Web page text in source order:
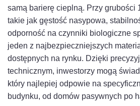
samą barierę cieplną. Przy grubości
takie jak gęstość nasypowa,
odporność na czynniki biologiczne
jeden z najbezpieczniejszych
dostępnych na rynku. Dzięki
technicznym, inwestorzy mogą
który najlepiej odpowie na
budynku, od domów pasywnych po